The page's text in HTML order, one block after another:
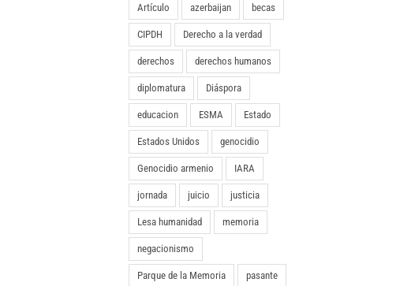
Artículo azerbaijan becas
CIPDH Derecho a la verdad
derechos derechos humanos
diplomatura Diáspora
educacion ESMA Estado
Estados Unidos genocidio
Genocidio armenio IARA
jornada juicio justicia
Lesa humanidad memoria
negacionismo
Parque de la Memoria pasante